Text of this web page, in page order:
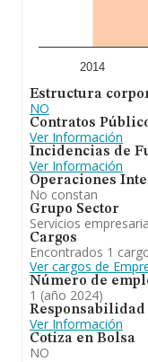
2014
Estructura
NO
Contratos
Ver Información
Incidencias de
Ver Información
Operaciones
No constan
Grupo Sector
Servicios
Cargos
Encontrados 1
Ver cargos de
Número de
1 (año 2024)
Ver Información
Cotiza en Bolsa
NO